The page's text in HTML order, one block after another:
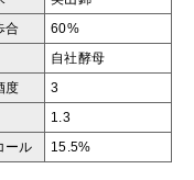
合 60%
自社酵母
度 3
1.3
ール 15.5%